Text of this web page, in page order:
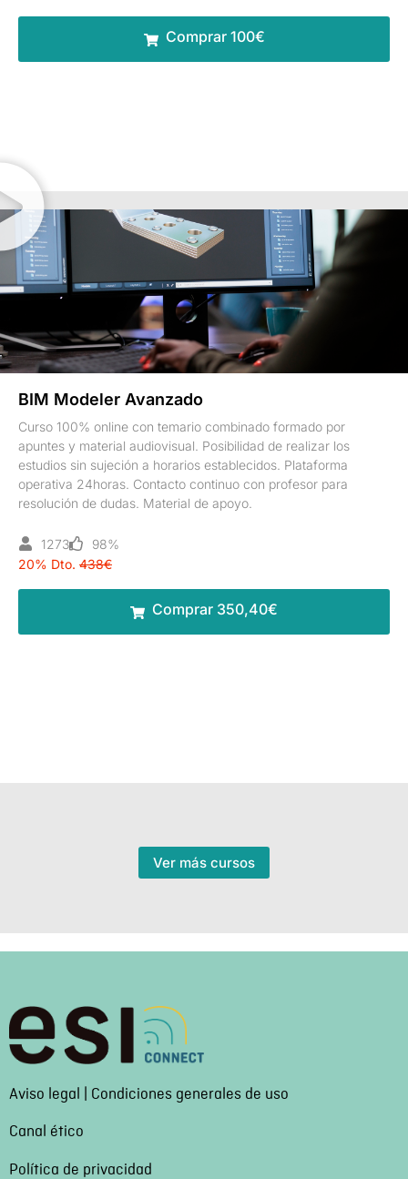
Comprar 100€
BIM Modeler Avanzado
Curso 100% online con temario combinado formado por
apuntes y material audiovisual. Posibilidad de realizar los
estudios sin sujeción a horarios establecidos. Plataforma
operativa 24horas. Contacto continuo con profesor para
resolución de dudas. Material de apoyo.
1273
98%
20% Dto. 438€
Comprar 350,40€
Ver más cursos
Aviso legal | Condiciones generales de uso
Canal ético
Política de privacidad